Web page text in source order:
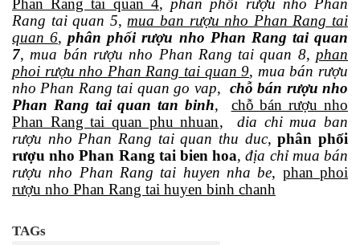
Phan Rang tai quan 4, phân phối rượu nho Phan
Rang tai quan 5, mua ban rượu nho Phan Rang tai
quan 6,phân phối rượu nho Phan Rang tai quan
7, mua bán rượu nho Phan Rang tai quan 8, phan
phoi rượu nho Phan Rang tai quan 9, mua bán rượu
nho Phan Rang tai quan go vap, chỗ bán rượu nho
Phan Rang tai quan tan binh, chỗ bán rượu nho
Phan Rang tai quan phu nhuan, dia chi mua ban
rượu nho Phan Rang tai quan thu duc,phân phối
rượu nho Phan Rang tai bien hoa,địa chỉ mua bán
rượu nho Phan Rang tai huyen nha be, phan phoi
rượu nho Phan Rang tai huyen binh chanh
TAGs